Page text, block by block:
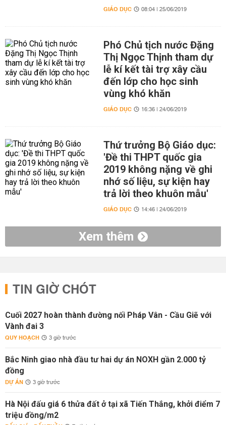
GIÁO DỤC 08:04 | 25/06/2019
Phó Chủ tịch nước Đặng
Thị Ngọc Thịnh tham dự
lễ kí kết tài trợ xây cầu
đến lớp cho học sinh
vùng khó khăn
GIÁO DỤC 16:36 | 24/06/2019
Thứ trưởng Bộ Giáo dục:
'Đề thi THPT quốc gia
2019 không nặng về ghi
nhớ số liệu, sự kiện hay
trả lời theo khuôn mẫu'
GIÁO DỤC 14:46 | 24/06/2019
Xem thêm
TIN GIỜ CHÓT
Cuối 2027 hoàn thành đường nối Pháp Vân - Cầu Giẽ với
Vành đai 3
QUY HOẠCH 3 giờ trước
Bắc Ninh giao nhà đầu tư hai dự án NOXH gần 2.000 tỷ
đồng
DỰ ÁN 3 giờ trước
Hà Nội đấu giá 6 thửa đất ở tại xã Tiến Thắng, khởi điểm 7
triệu đồng/m2